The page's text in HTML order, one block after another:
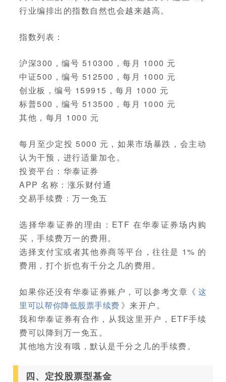
行业编排出的指数自然也会越来越高。
指数列表：
沪深300，编号 510300，每月 1000 元
中证500，编号 512500，每月 1000 元
创业板，编号 159915，每月 1000 元
标普500，编号 513500，每月 1000 元
其他，每月 1000 元
每月至少定投 5000 元，如果市场暴跌，会主动
认为干预，进行适量加仓。
投资平台：华泰证券
APP 名称：涨乐财付通
交易手续费：万一免五
选择华泰证券的理由：ETF 在华泰证券场内购
买，手续费万一的费用。
选择支付宝或者其他券商等平台，往往是 1% 的
费用，打个折也有千分之几的费用。
如果你还没有华泰证券账户，可以参考文章《 这
里可以帮你降低股票手续费 》来开户。
我和华泰证券有合作，从我这里开户，ETF手续
费可以降到万一免五。
其他地方没有哦，默认是千分之几的手续费。
四、定投股票型基金